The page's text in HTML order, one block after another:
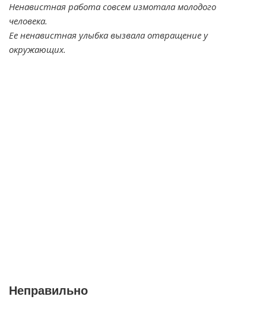
Ненавистная работа совсем измотала молодого
человека.
Ее ненавистная улыбка вызвала отвращение у
окружающих.
Неправильно